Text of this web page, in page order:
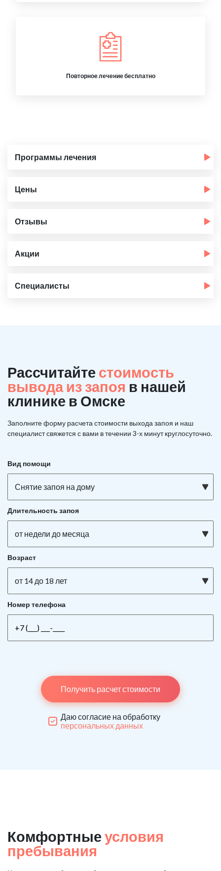
Повторное лечение бесплатно
Программы лечения
Цены
Отзывы
Акции
Специалисты
Рассчитайте стоимость
вывода из запоя в нашей
клинике в Омске
Заполните форму расчета стоимости выхода запоя и наш
специалист свяжется с вами в течении 3-х минут круглосуточно.
Вид помощи
Снятие запоя на дому
Длительность запоя
от недели до месяца
Возраст
от 14 до 18 лет
Номер телефона
Получить расчет стоимости
Даю согласие на обработку
персональных данных
Комфортные условия
пребывания